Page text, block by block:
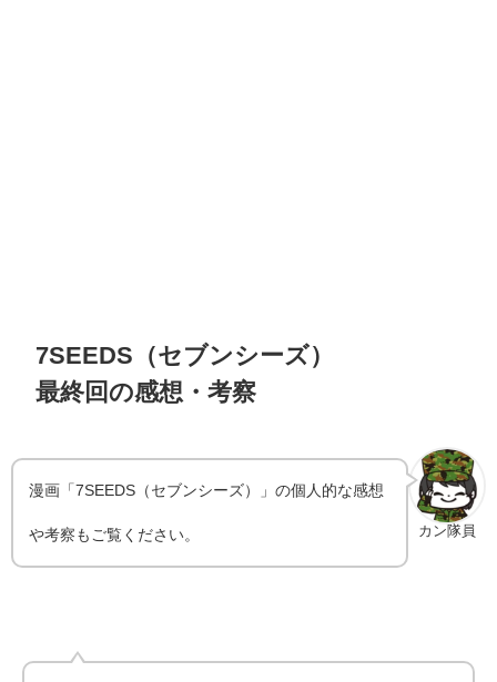
7SEEDS（セブンシーズ）
最終回の感想・考察
カン隊員
漫画「7SEEDS（セブンシーズ）」の個人的な感想
や考察もご覧ください。